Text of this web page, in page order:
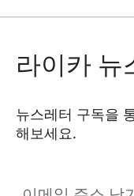
라이카 뉴
뉴스레터 구독을
해보세요.